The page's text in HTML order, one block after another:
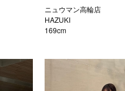
ニュウマン高輪店
HAZUKI
169cm